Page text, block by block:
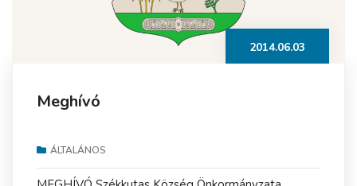
2014.06.03
Meghívó
ÁLTALÁNOS